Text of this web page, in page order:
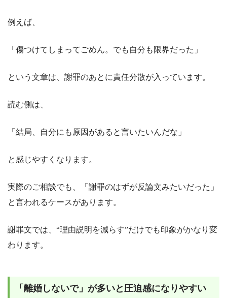
例えば、
「傷つけてしまってごめん。でも自分も限界だった」
という文章は、謝罪のあとに責任分散が入っています。
読む側は、
「結局、自分にも原因があると言いたいんだな」
と感じやすくなります。
実際のご相談でも、「謝罪のはずが反論文みたいだった」
と言われるケースがあります。
謝罪文では、“理由説明を減らす”だけでも印象がかなり変
わります。
「離婚しないで」が多いと圧迫感になりやすい